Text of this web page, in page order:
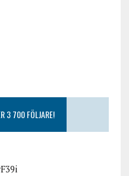
3 700 FÖLJARE!